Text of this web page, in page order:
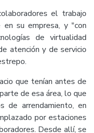
el trabajo
su empresa, y "con
de virtualidad
atención y de servicio
que tenían antes de
de esa área, lo que
de arrendamiento, en
por estaciones
Desde allí, se